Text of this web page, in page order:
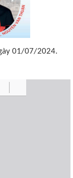
01/07/2024.